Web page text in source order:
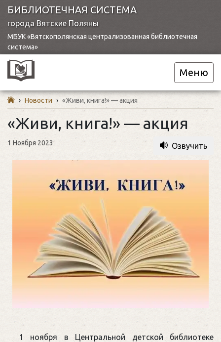
БИБЛИОТЕЧНАЯ СИСТЕМА
города Вятские Поляны
МБУК «Вятскополянская централизованная библиотечная
система»
Меню
› Новости › «Живи, книга!» — акция
«Живи, книга!» — акция
1 Ноября 2023 Озвучить
1 ноября в Центральной детской библиотеке